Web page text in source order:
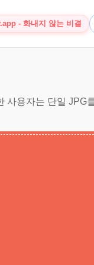
- 화내지 않는 비결
사용자는 단일 JPG